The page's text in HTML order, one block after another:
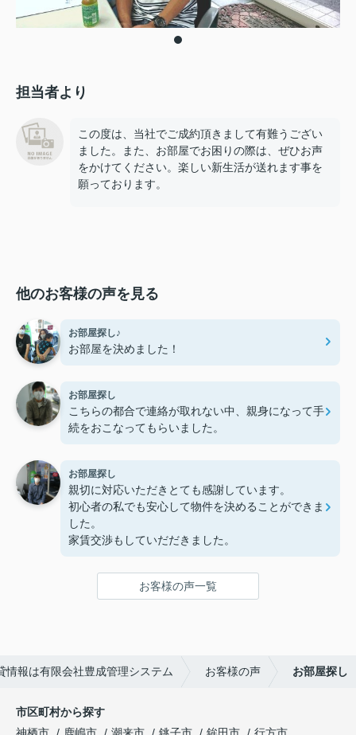
担当者より
この度は、当社でご成約頂きまして有難うござい
ました。また、お部屋でお困りの際は、ぜひお声
をかけてください。楽しい新生活が送れます事を
願っております。
他のお客様の声を見る
お部屋探し♪
お部屋を決めました！
お部屋探し
こちらの都合で連絡が取れない中、親身になって手
続をおこなってもらいました。
お部屋探し
親切に対応いただきとても感謝しています。
初心者の私でも安心して物件を決めることができま
した。
家賃交渉もしていだだきました。
お客様の声一覧
情報は有限会社豊成管理システム お客様の声 お部屋探し
市区町村から探す
神栖市
鹿嶋市 潮来市 銚子市 鉾田市
行方市